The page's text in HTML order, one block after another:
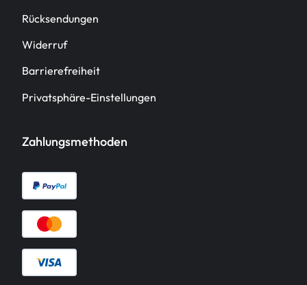
Rücksendungen
Widerruf
Barrierefreiheit
Privatsphäre-Einstellungen
Zahlungsmethoden